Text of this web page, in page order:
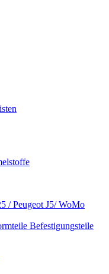
/ Peugeot J5/ WoMo
Befestigungsteile